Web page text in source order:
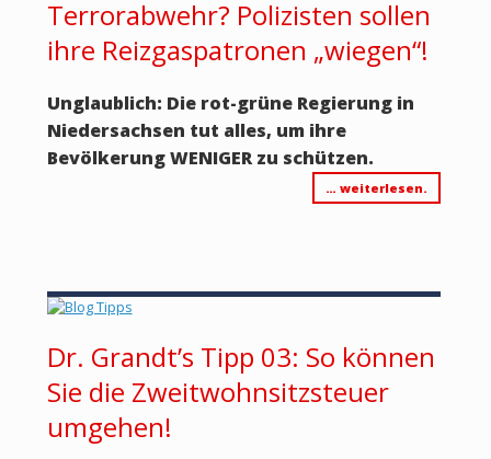
Terrorabwehr? Polizisten sollen
ihre Reizgaspatronen „wiegen“!
Unglaublich: Die rot-grüne Regierung in
Niedersachsen tut alles, um ihre
Bevölkerung WENIGER zu schützen.
… weiterlesen.
Dr. Grandt’s Tipp 03: So können
Sie die Zweitwohnsitzsteuer
umgehen!